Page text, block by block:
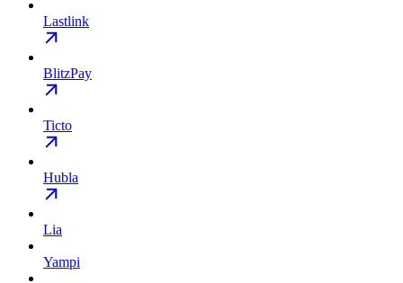
Lastlink
BlitzPay
Ticto
Hubla
Lia
Yampi